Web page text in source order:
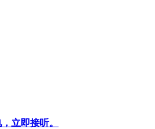
立即接听。